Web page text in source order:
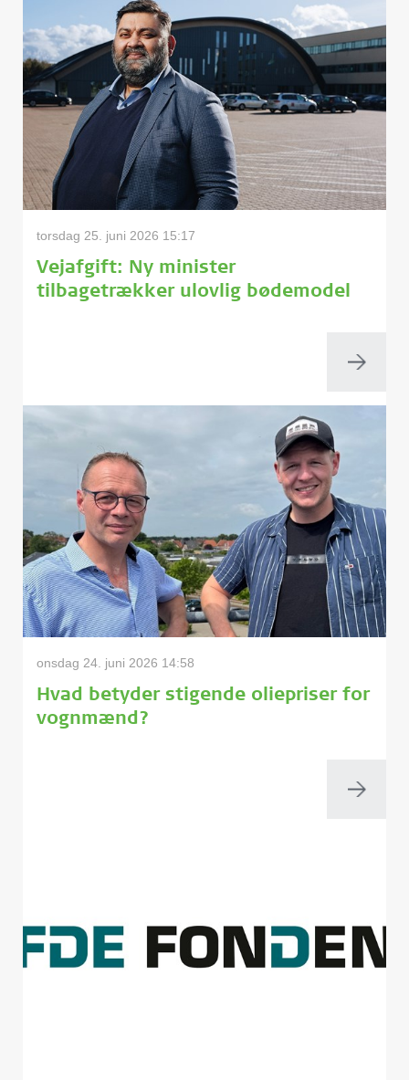
torsdag 25. juni 2026 15:17
Vejafgift: Ny minister
tilbagetrækker ulovlig bødemodel
onsdag 24. juni 2026 14:58
Hvad betyder stigende oliepriser for
vognmænd?